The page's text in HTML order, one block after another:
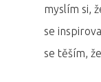
myslím si,
se
se těším,